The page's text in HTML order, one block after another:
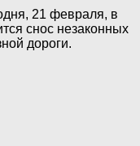
21 февраля, в
снос незаконных
дороги.